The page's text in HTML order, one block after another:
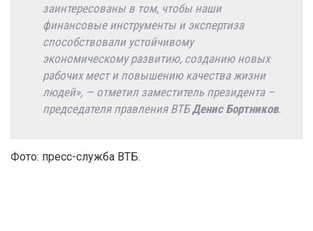
заинтересованы в том, чтобы наши
финансовые инструменты и экспертиза
способствовали устойчивому
экономическому развитию, созданию новых
рабочих мест и повышению качества жизни
людей», — отметил заместитель президента –
председателя правления ВТБДенис Бортников.
Фото: пресс-служба ВТБ.